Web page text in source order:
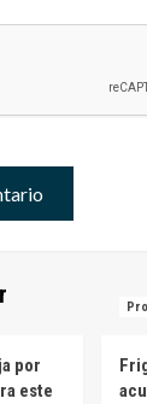
por
este